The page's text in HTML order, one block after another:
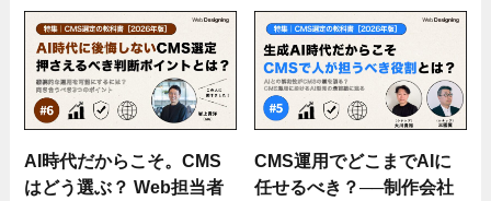
AI時代だからこそ。CMS
はどう選ぶ？ Web担当者
CMS運用でどこまでAIに
任せるべき？──制作会社